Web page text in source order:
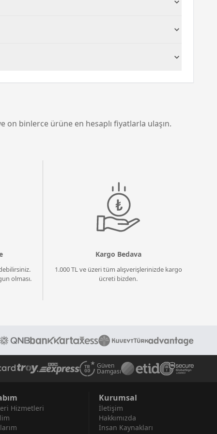
on binlerce ürüne en hesaplı fiyatlarla ulaşın.
olması.
Kargo Bedava
1.000 TL ve üzeri tüm alışverişlerinizde kargo
ücreti bizden.
Güven
Damgası
Hizmetleri
Kurumsal
İletişim
Hakkımızda
İnsan Kaynakları